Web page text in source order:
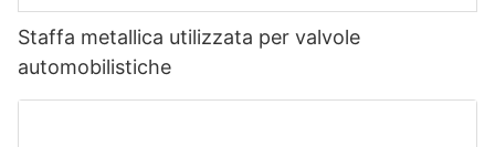
Staffa metallica utilizzata per valvole
automobilistiche